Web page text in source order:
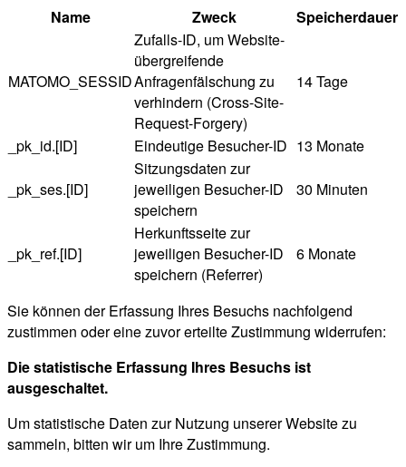
Name Zweck Speicherdauer
MATOMO_SESSID
Zufalls-ID, um Website-
übergreifende
Anfragenfälschung zu
verhindern (Cross-Site-
Request-Forgery)
14 Tage
_pk_id.[ID] Eindeutige Besucher-ID 13 Monate
_pk_ses.[ID]
Sitzungsdaten zur
jeweiligen Besucher-ID
speichern
30 Minuten
_pk_ref.[ID]
Herkunftsseite zur
jeweiligen Besucher-ID
speichern (Referrer)
6 Monate
Sie können der Erfassung Ihres Besuchs nachfolgend
zustimmen oder eine zuvor erteilte Zustimmung widerrufen:
Die statistische Erfassung Ihres Besuchs ist
ausgeschaltet.
Um statistische Daten zur Nutzung unserer Website zu
sammeln, bitten wir um Ihre Zustimmung.